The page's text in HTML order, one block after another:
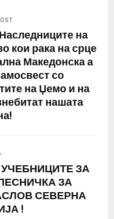
на
кои рака на срце
Македонска а
со
на Џемо и на
нашата
ЗА
ЗА
СЕВЕРНА
!